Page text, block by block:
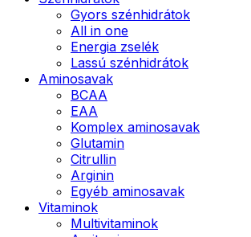
Gyors szénhidrátok
All in one
Energia zselék
Lassú szénhidrátok
Aminosavak
BCAA
EAA
Komplex aminosavak
Glutamin
Citrullin
Arginin
Egyéb aminosavak
Vitaminok
Multivitaminok